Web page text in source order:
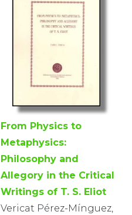
From Physics to
Metaphysics:
Philosophy and
Allegory in the Critical
Writings of T. S. Eliot
Vericat Pérez-Mínguez,